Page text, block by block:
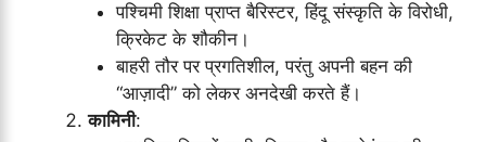
पश्चिमी शिक्षा प्राप्त बैरिस्टर, हिंदू संस्कृति के विरोधी,
क्रिकेट के शौकीन।
बाहरी तौर पर प्रगतिशील, परंतु अपनी बहन की
“आज़ादी” को लेकर अनदेखी करते हैं।
कामिनी: